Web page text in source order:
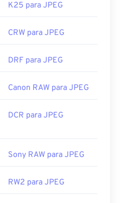
K25 para JPEG
CRW para JPEG
DRF para JPEG
Canon RAW para JPEG
DCR para JPEG
Sony RAW para JPEG
RW2 para JPEG